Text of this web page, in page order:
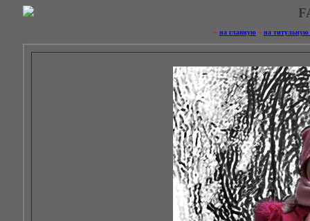
~ на главную ~ на титульную